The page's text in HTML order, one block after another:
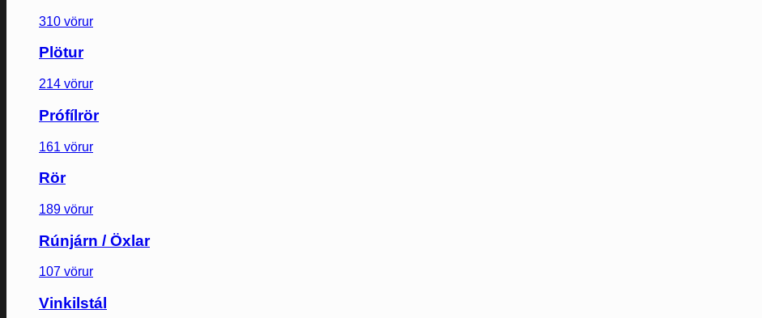
310 vörur
Plötur
214 vörur
Prófílrör
161 vörur
Rör
189 vörur
Rúnjárn / Öxlar
107 vörur
Vinkilstál